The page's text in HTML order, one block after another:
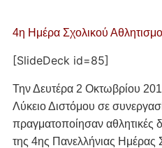
4η Ημέρα Σχολικού
[SlideDeck id=85]
Την Δευτέρα 2 Οκτωβρίου
Λύκειο Διστόμου σε
πραγματοποίησαν αθλητικές
της 4ης Πανελλήνιας Ημέρας